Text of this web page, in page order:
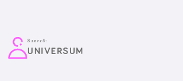
Szerző:
UNIVERSUM